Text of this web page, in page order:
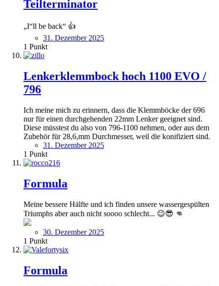
Teilterminator
„I“ll be back“ 👍
31. Dezember 2025
1 Punkt
Lenkerklemmbock hoch 1100 EVO /
796
Ich meine mich zu erinnern, dass die Klemmböcke der 696
nur für einen durchgehenden 22mm Lenker geeignet sind.
Diese müsstest du also von 796-1100 nehmen, oder aus dem
Zubehör für 28,6,mm Durchmesser, weil die konifiziert sind.
31. Dezember 2025
1 Punkt
Formula
Meine bessere Hälfte und ich finden unsere wassergespülten
Triumphs aber auch nicht soooo schlecht... 😉😎 👊
30. Dezember 2025
1 Punkt
Formula